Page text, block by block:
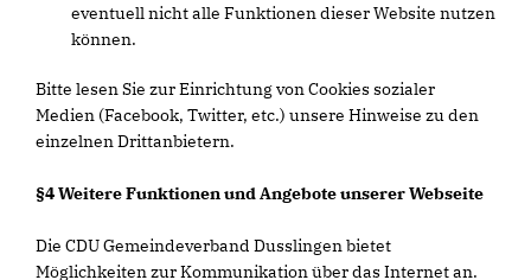
eventuell nicht alle Funktionen dieser Website nutzen
können.
Bitte lesen Sie zur Einrichtung von Cookies sozialer
Medien (Facebook, Twitter, etc.) unsere Hinweise zu den
einzelnen Drittanbietern.
§4 Weitere Funktionen und Angebote unserer Webseite
Die CDU Gemeindeverband Dusslingen bietet
Möglichkeiten zur Kommunikation über das Internet an.